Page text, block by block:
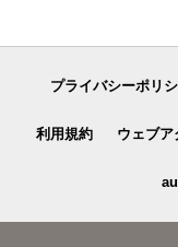
プライバシーポリ
利用規約 ウェブ